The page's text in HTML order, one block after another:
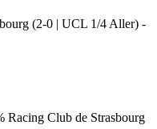
(2-0 | UCL 1/4 Aller) -
Racing Club de Strasbourg